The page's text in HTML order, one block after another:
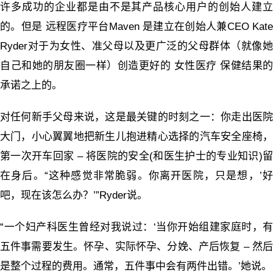
许多成功的企业都是由不是其产品核心用户的创始人建立
的。但是 远程医疗平台Maven 是建立在创始人兼CEO Kate
Ryder对于为女性、准父母以及更广泛的父母群体（就像她
自己和她的朋友圈一样）创造更好的 女性医疗 保健结果的
承诺之上的。
对任何新手父母来说，这是最关键的时刻之一：你走出医院
大门，小心翼翼地把新生儿抱进精心选择的汽车安全座椅，
第一次开车回家 – 将医院的安全(和医生护士的专业知识)留
在身后。“这种感觉非常脆弱。你离开医院，只是想，’好
吧，现在该怎么办？’”Ryder说。
“一个妇产科医生曾经对我说过：‘当你开始组建家庭时，有
五件事需要发生。怀孕、实际怀孕、分娩、产后恢复 – 然后
是整个过程的费用。通常，五件事中会有两件出错。’她说。